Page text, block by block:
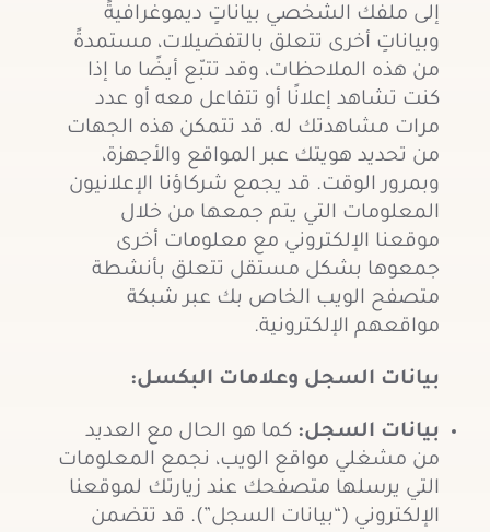
إلى ملفك الشخصي بياناتٍ ديموغرافيةً
وبياناتٍ أخرى تتعلق بالتفضيلات، مستمدةً
من هذه الملاحظات، وقد تتبّع أيضًا ما إذا
كنت تشاهد إعلانًا أو تتفاعل معه أو عدد
مرات مشاهدتك له. قد تتمكن هذه الجهات
من تحديد هويتك عبر المواقع والأجهزة،
وبمرور الوقت. قد يجمع شركاؤنا الإعلانيون
المعلومات التي يتم جمعها من خلال
موقعنا الإلكتروني مع معلومات أخرى
جمعوها بشكل مستقل تتعلق بأنشطة
متصفح الويب الخاص بك عبر شبكة
مواقعهم الإلكترونية.
بيانات السجل وعلامات البكسل:
بيانات السجل:كما هو الحال مع العديد
من مشغلي مواقع الويب، نجمع المعلومات
التي يرسلها متصفحك عند زيارتك لموقعنا
الإلكتروني (“بيانات السجل”). قد تتضمن